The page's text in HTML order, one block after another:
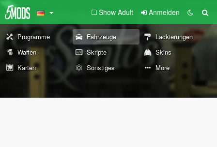
Show Adult Anmelden
Programme Fahrzeuge
Lackierungen
Waffen
Skripte
Skins
Karten
Sonstiges More